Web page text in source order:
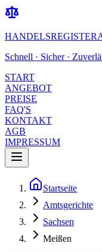
Schnell · Sicher ·
START
ANGEBOT
PREISE
FAQ'S
KONTAKT
AGB
IMPRESSUM
Startseite
Amtsgerichte
Sachsen
Meißen